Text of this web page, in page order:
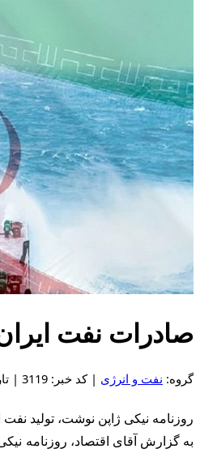
صادرات نفت ایران ۵۰ درصد افزایش
گروه: نفت و انرژی | کد خبر: 3119 | تاریخ: ۱۱ بهمن ۱۴۰۲ - ۱۸:۱۷
روزنامه نیکی ژاپن نوشت، تولید نفت ایران در سال 2023 تقریبا 50 درصد افزایش یافته و به